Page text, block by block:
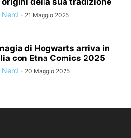
origini della sua tradizione
Nerd - 21 Maggio 2025
di Hogwarts arriva in
con Etna Comics 2025
Nerd - 20 Maggio 2025